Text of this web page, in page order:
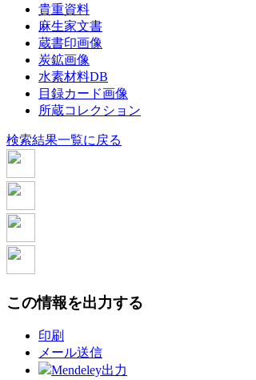
貴重資料
麻生家文書
蔵書印画像
炭鉱画像
水素材料DB
目録カード画像
所蔵コレクション
検索結果一覧に戻る
この情報を出力する
印刷
メール送信
Mendeley出力